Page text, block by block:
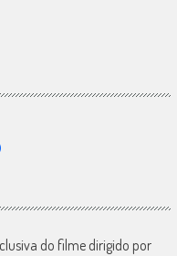
do filme dirigido por